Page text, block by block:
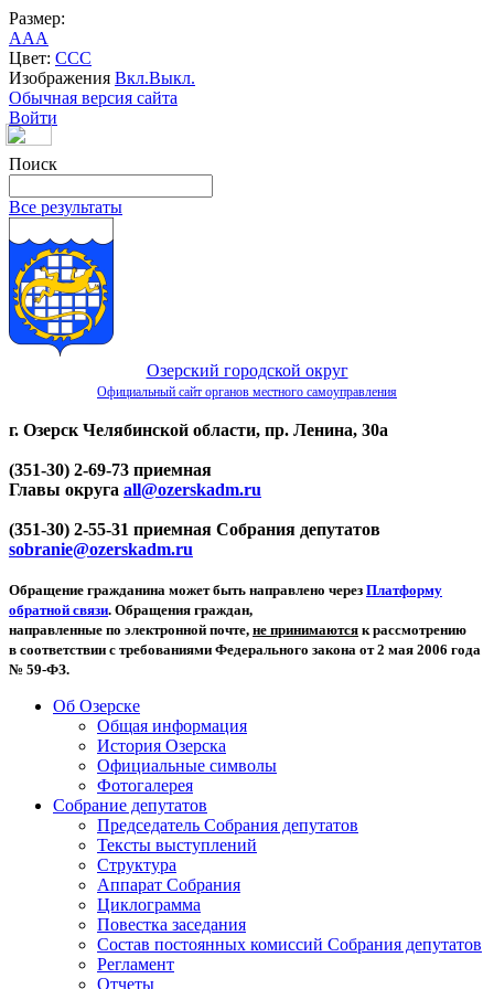
Размер:
AAA
Цвет: CCC
Изображения Вкл.Выкл.
Обычная версия сайта
Войти
Поиск
Все результаты
Озерский городской округ
Официальный сайт органов местного самоуправления
г. Озерск Челябинской области, пр. Ленина, 30а
(351-30) 2-69-73 приемная
Главы округа all@ozerskadm.ru
(351-30) 2-55-31 приемная Собрания депутатов
sobranie@ozerskadm.ru
Обращение гражданина может быть направлено через Платформу
обратной связи. Обращения граждан,
направленные по электронной почте, не принимаются к рассмотрению
в соответствии с требованиями Федерального закона от 2 мая 2006 года
№ 59-ФЗ.
Об Озерске
Общая информация
История Озерска
Официальные символы
Фотогалерея
Собрание депутатов
Председатель Собрания депутатов
Тексты выступлений
Структура
Аппарат Собрания
Циклограмма
Повестка заседания
Состав постоянных комиссий Собрания депутатов
Регламент
Отчеты